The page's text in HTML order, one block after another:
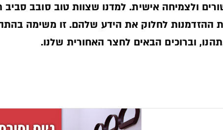
ולצמיחה אישית. למדנו שצוות טוב סובב
ההזדמנות לחלוק את הידע שלהם. זו משימה
וברוכים הבאים לחצר האחורית שלנו.­